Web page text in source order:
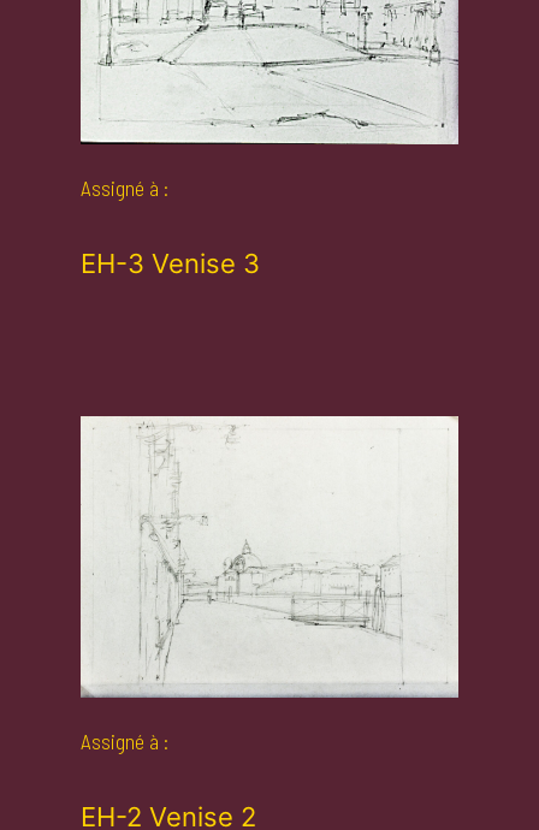
Assigné à :
EH-3 Venise 3
Assigné à :
EH-2 Venise 2